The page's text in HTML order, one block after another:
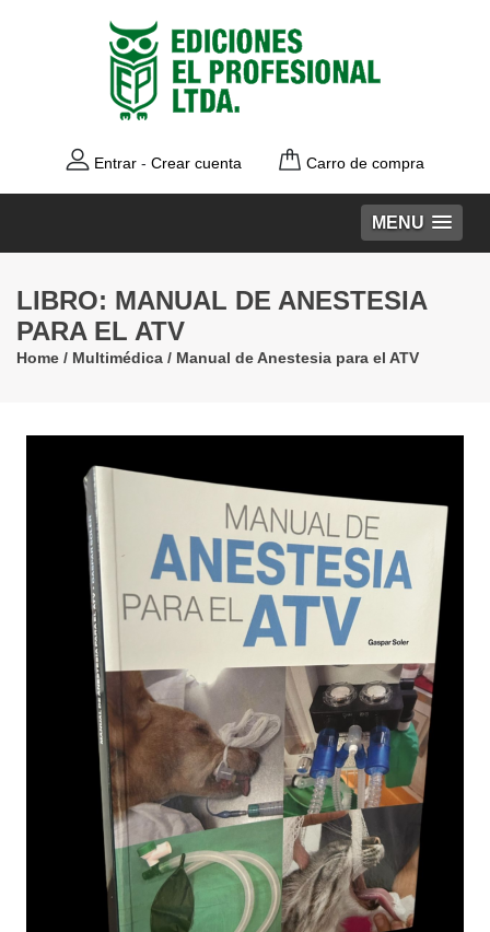
Entrar - Crear cuenta Carro de compra
MENU
LIBRO: MANUAL DE ANESTESIA
PARA EL ATV
Home / Multimédica / Manual de Anestesia para el ATV